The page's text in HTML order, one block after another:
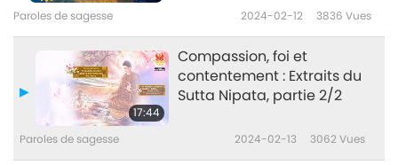
Paroles de sagesse 2024-02-12 3836 Vues
17:44
Compassion, foi et
contentement : Extraits du
Sutta Nipata, partie 2/2
Paroles de sagesse 2024-02-13 3062Vues